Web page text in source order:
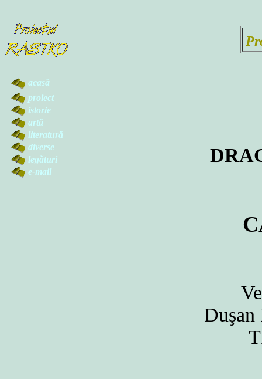
acasă
proiect
istorie
artă
literatură
diverse
legături
e-mail